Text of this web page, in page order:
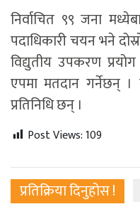
निर्वाचित ९९ जना
पदाधिकारी चयन भने
विद्युतीय उपकरण
एपमा मतदान गर्नेछन् ।
प्रतिनिधि छन् ।
Post Views:109
प्रतिक्रिया दिनुहोस !